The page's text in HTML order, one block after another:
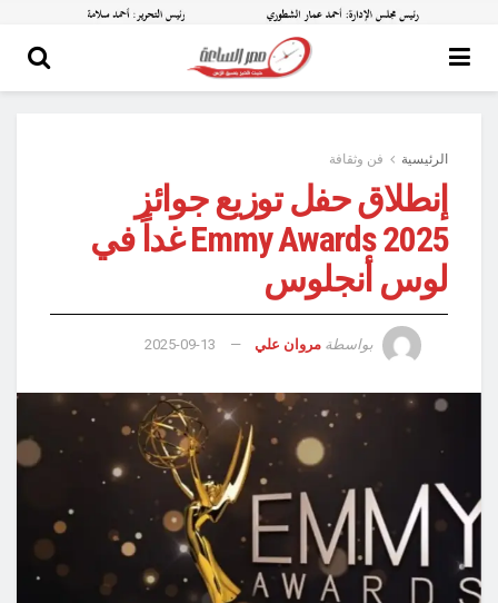
الرئيسية فن وثقافة
إنطلاق حفل توزيع جوائز
Emmy Awards 2025 غداً في
لوس أنجلوس
بواسطة مروان علي 2025-09-13